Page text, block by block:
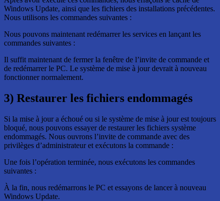
Windows Update, ainsi que les fichiers des installations précédentes.
Nous utilisons les commandes suivantes :
Nous pouvons maintenant redémarrer les services en lançant les
commandes suivantes :
Il suffit maintenant de fermer la fenêtre de l’invite de commande et
de redémarrer le PC. Le système de mise à jour devrait à nouveau
fonctionner normalement.
3) Restaurer les fichiers endommagés
Si la mise à jour a échoué ou si le système de mise à jour est toujours
bloqué, nous pouvons essayer de restaurer les fichiers système
endommagés. Nous ouvrons l’invite de commande avec des
privilèges d’administrateur et exécutons la commande :
Une fois l’opération terminée, nous exécutons les commandes
suivantes :
À la fin, nous redémarrons le PC et essayons de lancer à nouveau
Windows Update.